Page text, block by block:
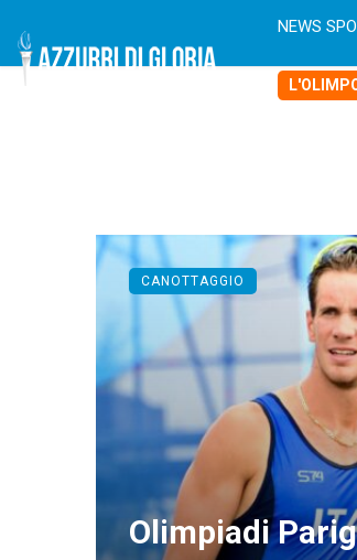
NEWS
Olimpiadi
CANOTTAGGIO